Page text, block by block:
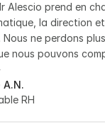
Alescio prend en
la direction et
Nous ne perdons
nous pouvons
RH